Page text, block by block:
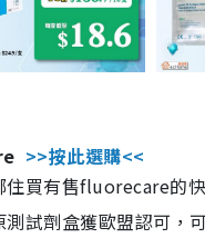
>>按此選購<<
住買有售fluorecare的
測試劑盒獲歐盟認可，